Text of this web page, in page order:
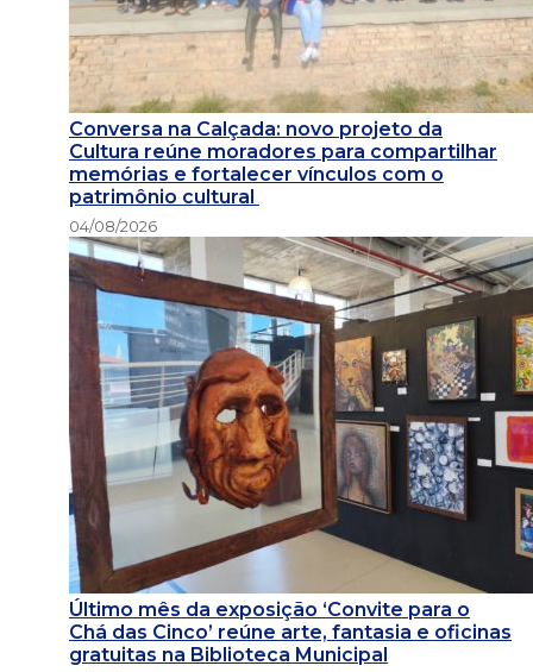
Conversa na Calçada: novo projeto da
Cultura reúne moradores para compartilhar
memórias e fortalecer vínculos com o
patrimônio cultural
04/08/2026
Último mês da exposição ‘Convite para o
Chá das Cinco’ reúne arte, fantasia e oficinas
gratuitas na Biblioteca Municipal